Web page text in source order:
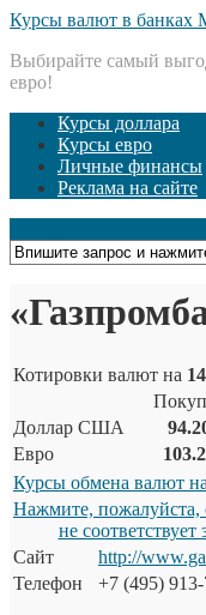
Курсы валют в банках
Выбирайте самый
евро!
Курсы доллара
Курсы евро
Личные финансы
Реклама на сайте
Котировки валют на
Доллар США
Евро
Курсы обмена валют
Нажмите, пожалуйста,
не соответствует
Сайт
http://
Телефон
+7 (495)